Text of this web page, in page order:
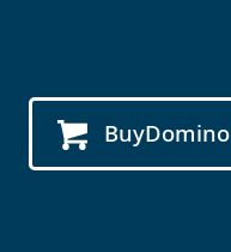
BuyDomino